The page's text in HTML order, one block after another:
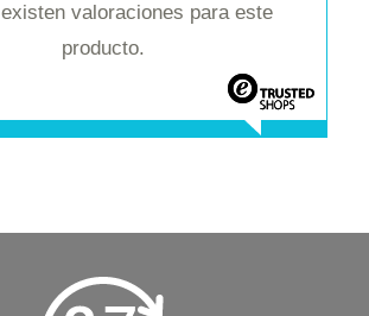
valoraciones para este
producto.